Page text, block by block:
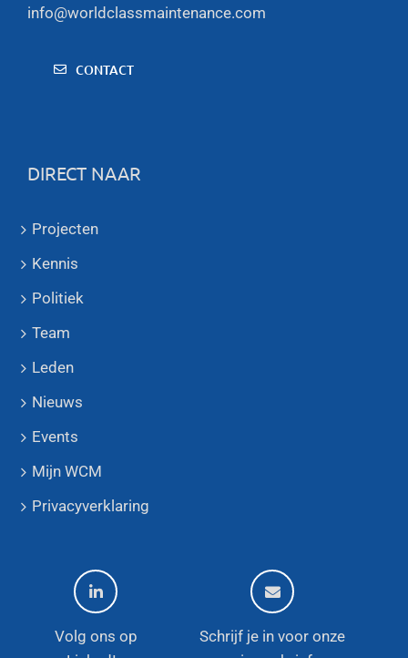
info@worldclassmaintenance.com
CONTACT
DIRECT NAAR
Projecten
Kennis
Politiek
Team
Leden
Nieuws
Events
Mijn WCM
Privacyverklaring
Volg ons op
Schrijf je in voor onze